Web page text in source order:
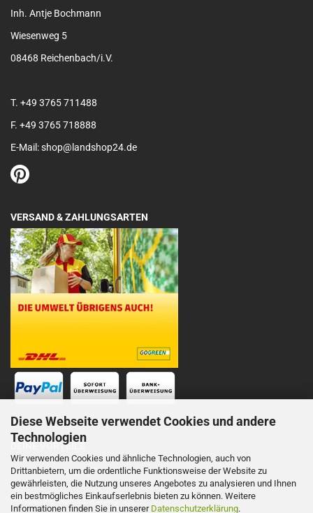
Diese Webseite verwendet Cookies und andere
Technologien
Wir verwenden Cookies und ähnliche Technologien, auch von
Drittanbietern, um die ordentliche Funktionsweise der Website zu
gewährleisten, die Nutzung unseres Angebotes zu analysieren und Ihnen
ein bestmögliches Einkaufserlebnis bieten zu können. Weitere
Informationen finden Sie in unserer Datenschutzerklärung.
Inh. Antje Bochmann
Wiesenweg 5
08468 Reichenbach/i.V.
T. +49 3765 711488
F. +49 3765 718888
E-Mail: shop@landshop24.de
VERSAND & ZAHLUNGSARTEN
DEINE VORTEILE
Schnelle Lieferung
Persönliche Telefonberatung